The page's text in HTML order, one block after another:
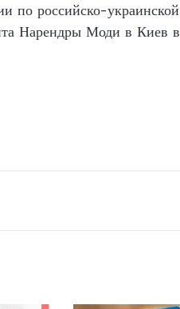
по российско-
Нарендры Моди в Киев